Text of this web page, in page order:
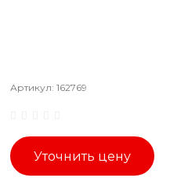
Артикул: 162769
Уточнить цену